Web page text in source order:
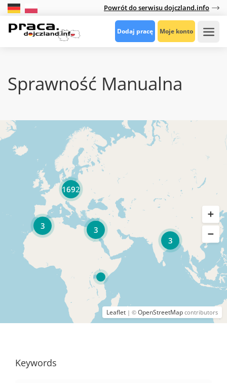
Powrót do serwisu dojczland.info
Dodaj pracę Moje konto
Sprawność Manualna
3
3
3
1692
Leaflet | © OpenStreetMap contributors
Keywords